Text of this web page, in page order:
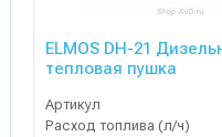
ELMOS DH-21
тепловая пушка
Артикул
Расход топлива (л/ч)